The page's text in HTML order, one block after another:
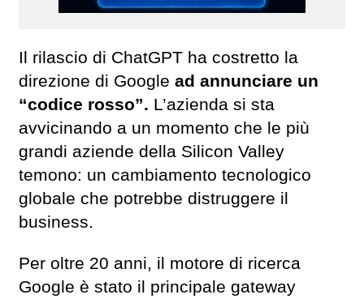
Il rilascio di ChatGPT ha costretto la
direzione di Google ad annunciare un
“codice rosso”. L’azienda si sta
avvicinando a un momento che le più
grandi aziende della Silicon Valley
temono: un cambiamento tecnologico
globale che potrebbe distruggere il
business.
Per oltre 20 anni, il motore di ricerca
Google è stato il principale gateway